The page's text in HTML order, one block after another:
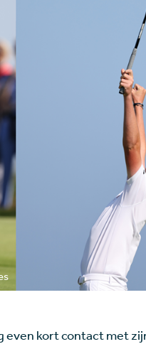
even kort contact met